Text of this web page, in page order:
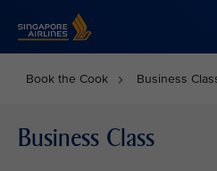
Book the Cook Business
Business Class